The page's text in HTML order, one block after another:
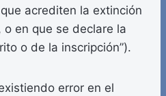
acrediten la extinción
en que se declare la
o de la inscripción”).
error en el